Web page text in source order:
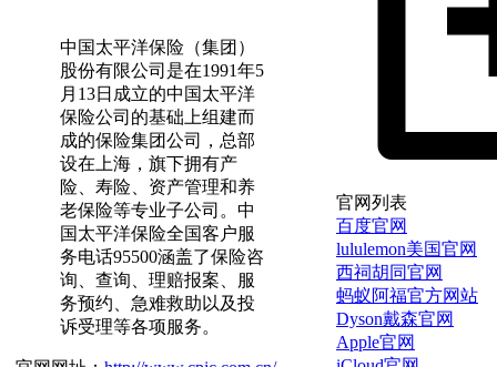
中国太平洋保险（集团）
股份有限公司是在1991年5
月13日成立的中国太平洋
保险公司的基础上组建而
成的保险集团公司，总部
设在上海，旗下拥有产
险、寿险、资产管理和养
老保险等专业子公司。中
国太平洋保险全国客户服
务电话95500涵盖了保险咨
询、查询、理赔报案、服
务预约、急难救助以及投
诉受理等各项服务。
官网列表
百度官网
lululemon美国官网
西祠胡同官网
蚂蚁阿福官方网站
Dyson戴森官网
Apple官网